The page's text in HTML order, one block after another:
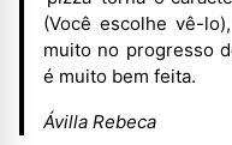
(Você escolhe vê-
muito no progresso
é muito bem feita.
Ávilla Rebeca